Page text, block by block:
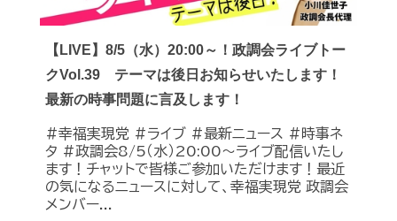
【LIVE】8/5（水）20:00～！政調会ライブトー
クVol.39 テーマは後日お知らせいたします！
最新の時事問題に言及します！
#幸福実現党 #ライブ #最新ニュース #時事ネ
タ #政調会8/5（水）20:00～ライブ配信いたし
ます！チャットで皆様ご参加いただけます！最近
の気になるニュースに対して、幸福実現党 政調会
メンバー...